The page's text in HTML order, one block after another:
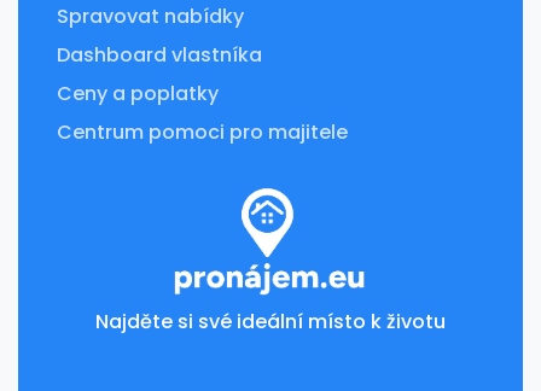
Spravovat nabídky
Dashboard vlastníka
Ceny a poplatky
Centrum pomoci pro majitele
Najděte si své ideální místo k životu